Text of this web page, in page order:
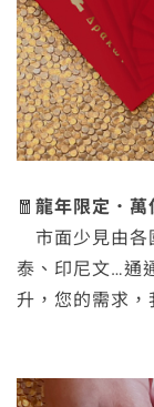
🧧 龍年限定．萬
市面少見由各
泰、印尼文…通
升，您的需求，